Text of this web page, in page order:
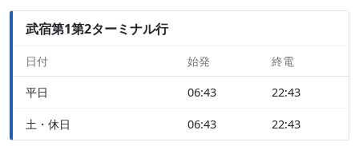
武宿第1第2ターミナル行
日付 始発 終電
平日 06:43 22:43
土・休日 06:43 22:43